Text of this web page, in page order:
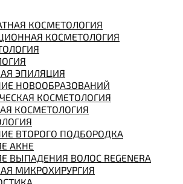
КОСМЕТОЛОГИЯ
КОСМЕТОЛОГИЯ
ЭПИЛЯЦИЯ
НОВООБРАЗОВАНИЙ
КОСМЕТОЛОГИЯ
КОСМЕТОЛОГИЯ
ВТОРОГО ПОДБОРОДКА
АКНЕ
ВЫПАДЕНИЯ ВОЛОС REGENERA
МИКРОХИРУРГИЯ